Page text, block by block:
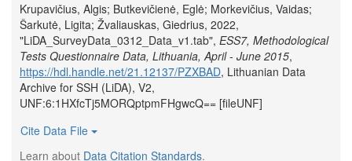
Krupavičius, Algis; Butkevičienė, Eglė; Morkevičius, Vaidas;
Šarkutė, Ligita; Žvaliauskas, Giedrius, 2022,
"LiDA_SurveyData_0312_Data_v1.tab", ESS7, Methodological
Tests Questionnaire Data, Lithuania, April - June 2015,
https://hdl.handle.net/21.12137/PZXBAD, Lithuanian Data
Archive for SSH (LiDA), V2,
UNF:6:1HXfcTj5MORQptpmFHgwcQ== [fileUNF]
Cite Data File
Learn about Data Citation Standards.